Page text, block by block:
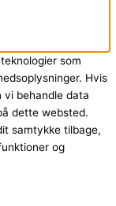
som
Hvis
vi behandle data
dette websted.
samtykke tilbage,
og